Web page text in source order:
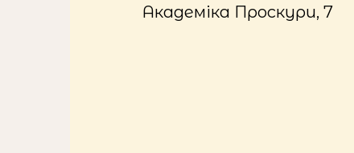
Академіка Проскури, 7